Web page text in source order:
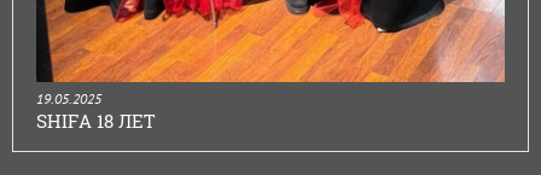
19.05.2025
SHIFA 18 ЛЕТ